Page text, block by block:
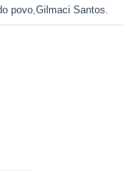
povo,Gilmaci Santos.